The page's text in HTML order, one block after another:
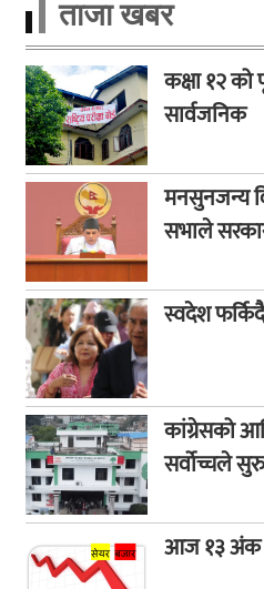
ताजा खबर
कक्षा १२ को
सार्वजनिक
मनसुनजन्य
सभाले
स्वदेश
कांग्रेसको
सर्वोच्चले
आज १३ अंक